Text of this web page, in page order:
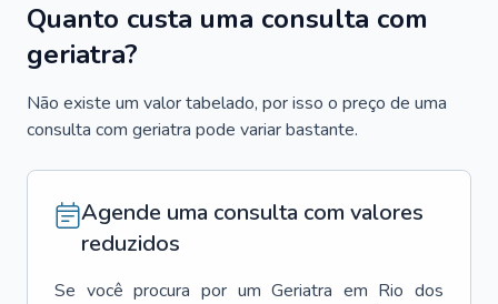
Quanto custa uma consulta com
geriatra?
Não existe um valor tabelado, por isso o preço de uma
consulta com geriatra pode variar bastante.
Agende uma consulta com valores
reduzidos
Se você procura por um Geriatra em Rio dos